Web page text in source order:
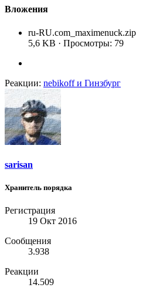
Вложения
ru-RU.com_maximenuck.zip
5,6 KB · Просмотры: 79
Реакции: nebikoffи Гинзбург
sarisan
Хранитель порядка
Регистрация
19 Окт 2016
Сообщения
3.938
Реакции
14.509